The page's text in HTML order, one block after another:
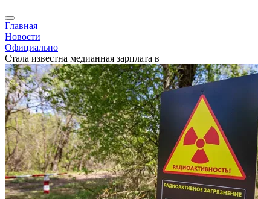
Главная
Новости
Официально
Стала известна медианная зарплата в